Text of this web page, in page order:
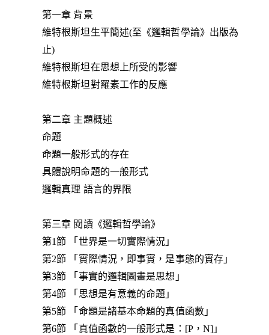
第一章 背景
維特根斯坦生平簡述(至《邏輯哲學論》出版為
止)
維特根斯坦在思想上所受的影響
維特根斯坦對羅素工作的反應
第二章 主題概述
命題
命題一般形式的存在
具體說明命題的一般形式
邏輯真理 語言的界限
第三章 閱讀《邏輯哲學論》
第1節 「世界是一切實際情況」
第2節 「實際情況，即事實，是事態的實存」
第3節 「事實的邏輯圖畫是思想」
第4節 「思想是有意義的命題」
第5節 「命題是諸基本命題的真值函數」
第6節 「真值函數的一般形式是：[P，N]」